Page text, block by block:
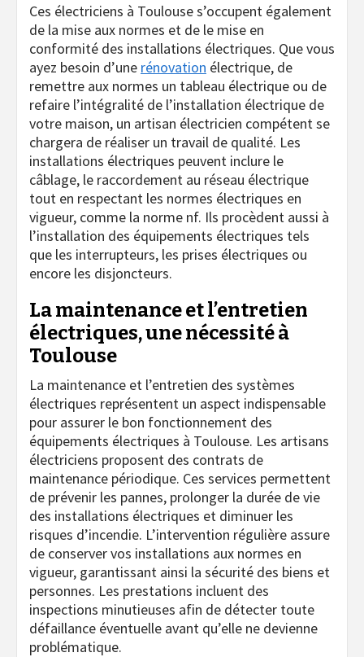
Ces électriciens à Toulouse s’occupent également
de la mise aux normes et de le mise en
conformité des installations électriques. Que vous
ayez besoin d’une rénovation électrique, de
remettre aux normes un tableau électrique ou de
refaire l’intégralité de l’installation électrique de
votre maison, un artisan électricien compétent se
chargera de réaliser un travail de qualité. Les
installations électriques peuvent inclure le
câblage, le raccordement au réseau électrique
tout en respectant les normes électriques en
vigueur, comme la norme nf. Ils procèdent aussi à
l’installation des équipements électriques tels
que les interrupteurs, les prises électriques ou
encore les disjoncteurs.
La maintenance et l’entretien
électriques, une nécessité à
Toulouse
La maintenance et l’entretien des systèmes
électriques représentent un aspect indispensable
pour assurer le bon fonctionnement des
équipements électriques à Toulouse. Les artisans
électriciens proposent des contrats de
maintenance périodique. Ces services permettent
de prévenir les pannes, prolonger la durée de vie
des installations électriques et diminuer les
risques d’incendie. L’intervention régulière assure
de conserver vos installations aux normes en
vigueur, garantissant ainsi la sécurité des biens et
personnes. Les prestations incluent des
inspections minutieuses afin de détecter toute
défaillance éventuelle avant qu’elle ne devienne
problématique.